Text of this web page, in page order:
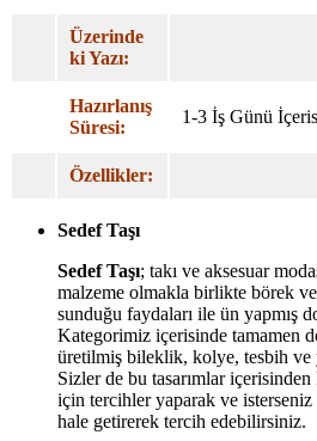
Üzerinde
ki Yazı:
Hazırlanış
Süresi:
1-3 İş Günü
Özellikler:
Sedef Taşı
Sedef Taşı; takı ve aksesuar
malzeme olmakla birlikte börek
sunduğu faydaları ile ün yapmış
Kategorimiz içerisinde tamamen
üretilmiş bileklik, kolye, tesbih ve
Sizler de bu tasarımlar
için tercihler yaparak ve
hale getirerek tercih edebilirsiniz.